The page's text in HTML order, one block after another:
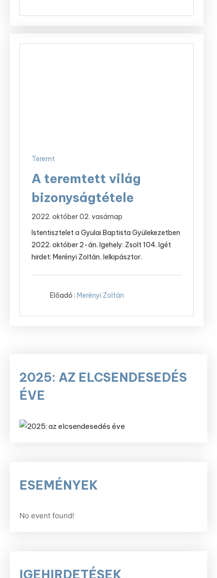
Teremt
A teremtett világ
bizonyságtétele
2022. október 02. vasárnap
Istentisztelet a Gyulai Baptista Gyülekezetben
2022. október 2-án. Igehely: Zsolt 104. Igét
hirdet: Merényi Zoltán, lelkipásztor.
Előadó : Merényi Zoltán
2025: AZ ELCSENDESEDÉS
ÉVE
ESEMÉNYEK
No event found!
IGEHIRDETÉSEK